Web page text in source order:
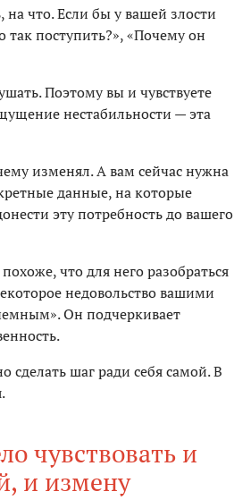
на что. Если бы у вашей злости
поступить?», «Почему он
Поэтому вы и чувствуете
нестабильности — эта
изменял. А вам сейчас нужна
данные, на которые
эту потребность до вашего
что для него разобраться
недовольство вашими
Он подчеркивает
сделать шаг ради себя самой. В
чувствовать и
и измену